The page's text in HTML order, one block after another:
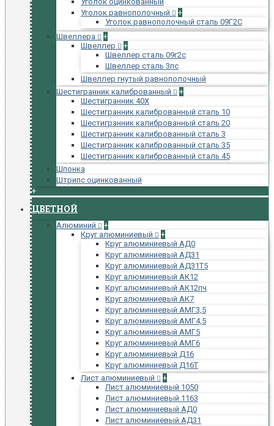
Уголок равнополочный
+
Уголок равнополочный сталь 09Г2С
Швеллера
+
Швеллер
+
Швеллер сталь 09г2с
Швеллер сталь 3пс
Швеллер гнутый равнополочный
Шестигранник калиброванный
+
Шестигранник 40Х
Шестигранник калиброванный сталь 10
Шестигранник калиброванный сталь 20
Шестигранник калиброванный сталь 3
Шестигранник калиброванный сталь 35
Шестигранник калиброванный сталь 45
Шпонка
Штрипс оцинкованный
+
ЦВЕТНОЙ
Алюминий
+
Круг алюминиевый
+
Круг алюминиевый АД0
Круг алюминиевый АД31
Круг алюминиевый АД31Т5
Круг алюминиевый АК12
Круг алюминиевый АК12пч
Круг алюминиевый АК7
Круг алюминиевый АМГ3,5
Круг алюминиевый АМГ4,5
Круг алюминиевый АМГ5
Круг алюминиевый АМГ6
Круг алюминиевый Д16
Круг алюминиевый Д16Т
Лист алюминиевый
+
Лист алюминиевый 1050
Лист алюминиевый 1163
Лист алюминиевый АД0
Лист алюминиевый АД31